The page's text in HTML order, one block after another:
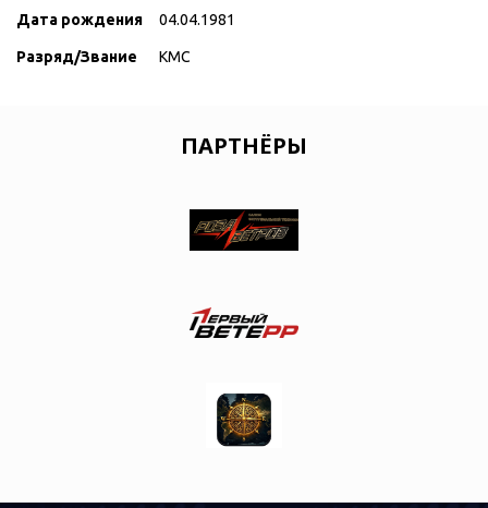
Дата рождения 04.04.1981
Разряд/Звание КМС
ПАРТНЁРЫ